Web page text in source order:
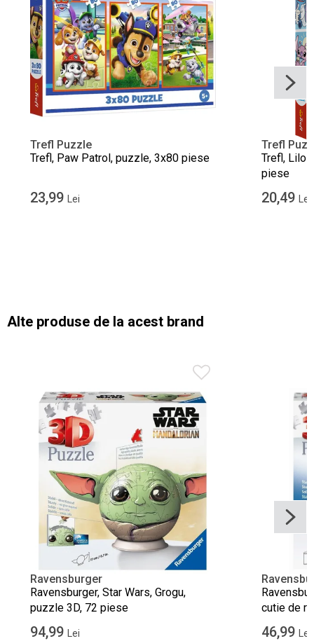
Trefl Puzzle
Trefl, Paw Patrol, puzzle, 3x80 piese
23,99 Lei
Trefl
Trefl, Lilo
piese
20,49 Lei
Alte produse de la acest brand
Ravensburger
Ravensburger, Star Wars, Grogu,
puzzle 3D, 72 piese
94,99 Lei
cutie de
54 piese
46,99 Lei